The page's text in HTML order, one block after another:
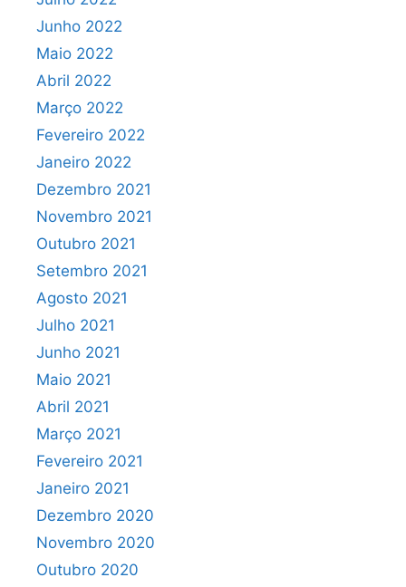
Junho 2022
Maio 2022
Abril 2022
Março 2022
Fevereiro 2022
Janeiro 2022
Dezembro 2021
Novembro 2021
Outubro 2021
Setembro 2021
Agosto 2021
Julho 2021
Junho 2021
Maio 2021
Abril 2021
Março 2021
Fevereiro 2021
Janeiro 2021
Dezembro 2020
Novembro 2020
Outubro 2020